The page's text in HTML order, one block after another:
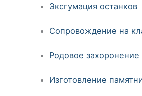
Эксгумация останков
Сопровождение на
Родовое захоронение
Изготовление